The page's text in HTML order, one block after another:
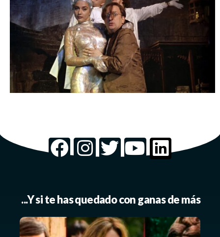
...Y si te has quedado con ganas de más